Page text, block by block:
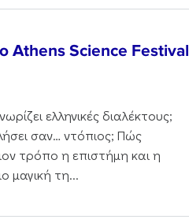
Athens Science Festival
ελληνικές διαλέκτους;
σαν… ντόπιος; Πώς
τρόπο η επιστήμη και η
μαγική τη...